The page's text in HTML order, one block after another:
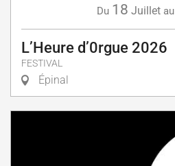
Du 18 Juillet au
L’Heure d’0rgue 2026
FESTIVAL
Épinal